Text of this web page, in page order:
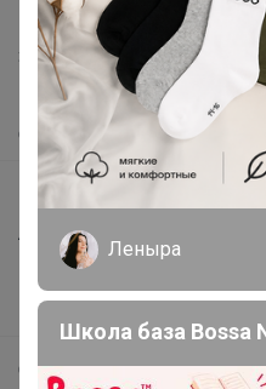
Написать в поддержку
Защита покупателя
Помощь
О нас
Анонсы
Новости
Поддержка альпак
Самое выгодное
Леныра
Школа база Bossa